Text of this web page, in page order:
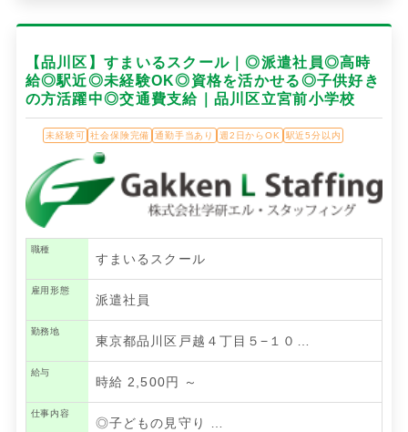
【品川区】すまいるスクール｜◎派遣社員◎高時
給◎駅近◎未経験OK◎資格を活かせる◎子供好き
の方活躍中◎交通費支給｜品川区立宮前小学校
未経験可 社会保険完備 通勤手当あり 週2日からOK 駅近5分以内
職種
すまいるスクール
雇用形態
派遣社員
勤務地
東京都品川区戸越４丁目５−１０…
給与
時給 2,500円 ～
仕事内容
◎子どもの見守り